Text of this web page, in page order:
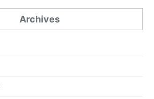
Archives